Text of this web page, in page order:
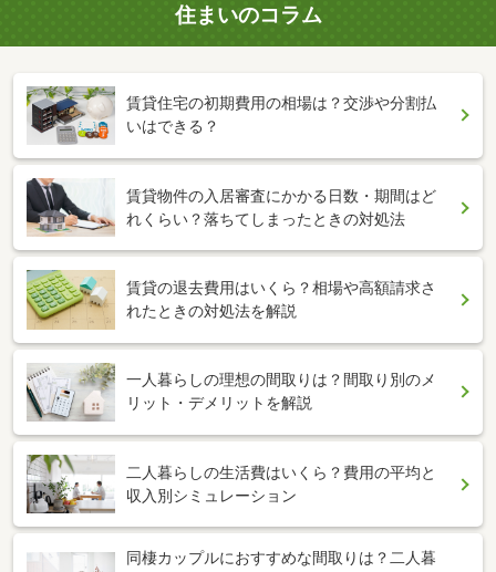
住まいのコラム
賃貸住宅の初期費用の相場は？交渉や分割払
いはできる？
賃貸物件の入居審査にかかる日数・期間はど
れくらい？落ちてしまったときの対処法
賃貸の退去費用はいくら？相場や高額請求さ
れたときの対処法を解説
一人暮らしの理想の間取りは？間取り別のメ
リット・デメリットを解説
二人暮らしの生活費はいくら？費用の平均と
収入別シミュレーション
同棲カップルにおすすめな間取りは？二人暮